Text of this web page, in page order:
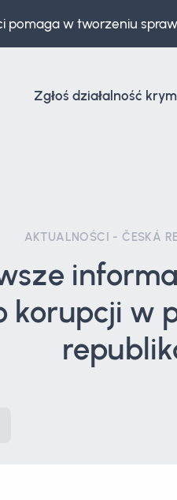
pomaga w tworzeniu
Zgłoś działalność
AKTUALNOŚCI - ČESKÁ
korupcji w